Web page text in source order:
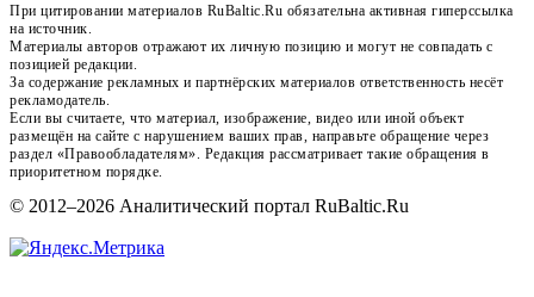
При цитировании материалов RuBaltic.Ru обязательна активная гиперссылка
на источник.
Материалы авторов отражают их личную позицию и могут не совпадать с
позицией редакции.
За содержание рекламных и партнёрских материалов ответственность несёт
рекламодатель.
Если вы считаете, что материал, изображение, видео или иной объект
размещён на сайте с нарушением ваших прав, направьте обращение через
раздел «Правообладателям». Редакция рассматривает такие обращения в
приоритетном порядке.
© 2012–2026 Аналитический портал RuBaltic.Ru